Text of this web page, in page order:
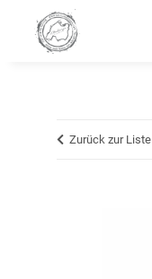
Zurück zur Liste